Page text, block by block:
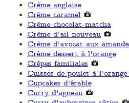
Crème anglaise
Crème caramel
Crème chocolat-matcha
Crème d'ail nouveau
Crème d'avocat aux
Crème dessert à l'orange
Crêpes familiales
Cuisses de poulet à
Cupcakes d'érable
Curry d'agneau